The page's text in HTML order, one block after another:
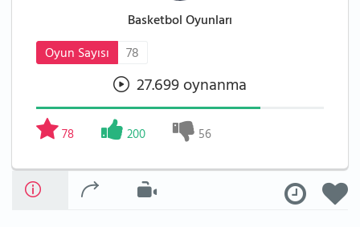
Basketbol Oyunları
Oyun Sayısı
78
27.699 oynanma
78 200 56